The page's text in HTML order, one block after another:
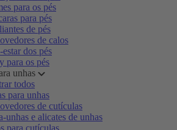
para os pés
para pés
de pés
de calos
estar dos pés
para os pés
unhas
todos
para unhas
de cutículas
unhas e alicates de unhas
para cutículas